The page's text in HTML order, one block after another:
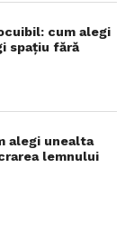
cum alegi
spațiu fără
alegi unealta
lemnului